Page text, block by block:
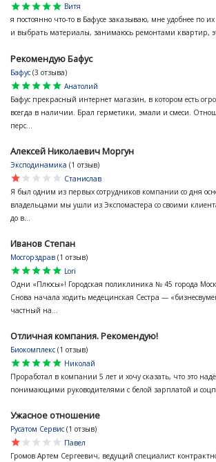
star
star
star
star
star
Витя
я постоянно что-то в Бафусе заказываю, мне удобнее по их
и выбрать материалы, занимаюсь ремонтами квартир,
Рекомендую Бафус
Бафус (3 отзыва)
star
star
star
star
star
Анатолий
Бафус прекрасный интернет магазин, в котором есть
всегда в наличии. Брал герметики, эмали и смеси.
перс...
Алексей Николаевич Моргун
Эксподинамика (1 отзыв)
star
star
star
star
star
Станислав
Я был одним из первых сотрудников компании со дня
владельцами мы ушли из Экспомастера со своими
до в...
Иванов Степан
Мосгорздрав (1 отзыв)
star
star
star
star
star
Lori
Одни «Плюсы»! Городская поликлиника № 45 города
Снова начала ходить медецинская Сестра —
частный на...
Отличная компания. Рекомендую!
Биокомплекс (1 отзыв)
star
star
star
star
star
Николай
Проработал в компании 5 лет и хочу сказать, что это
понимающими руководителями с белой зарплатой и
Ужасное отношение
Русатом Сервис (1 отзыв)
star
star
star
star
star
Павел
Громов Артем Сергеевич, ведущий специалист